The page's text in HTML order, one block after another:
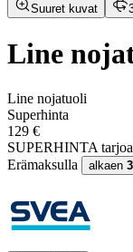
Suuret kuvat
Line
Line nojatuoli
Superhinta
129 €
SUPERHINTA
Erämaksulla
alkaen